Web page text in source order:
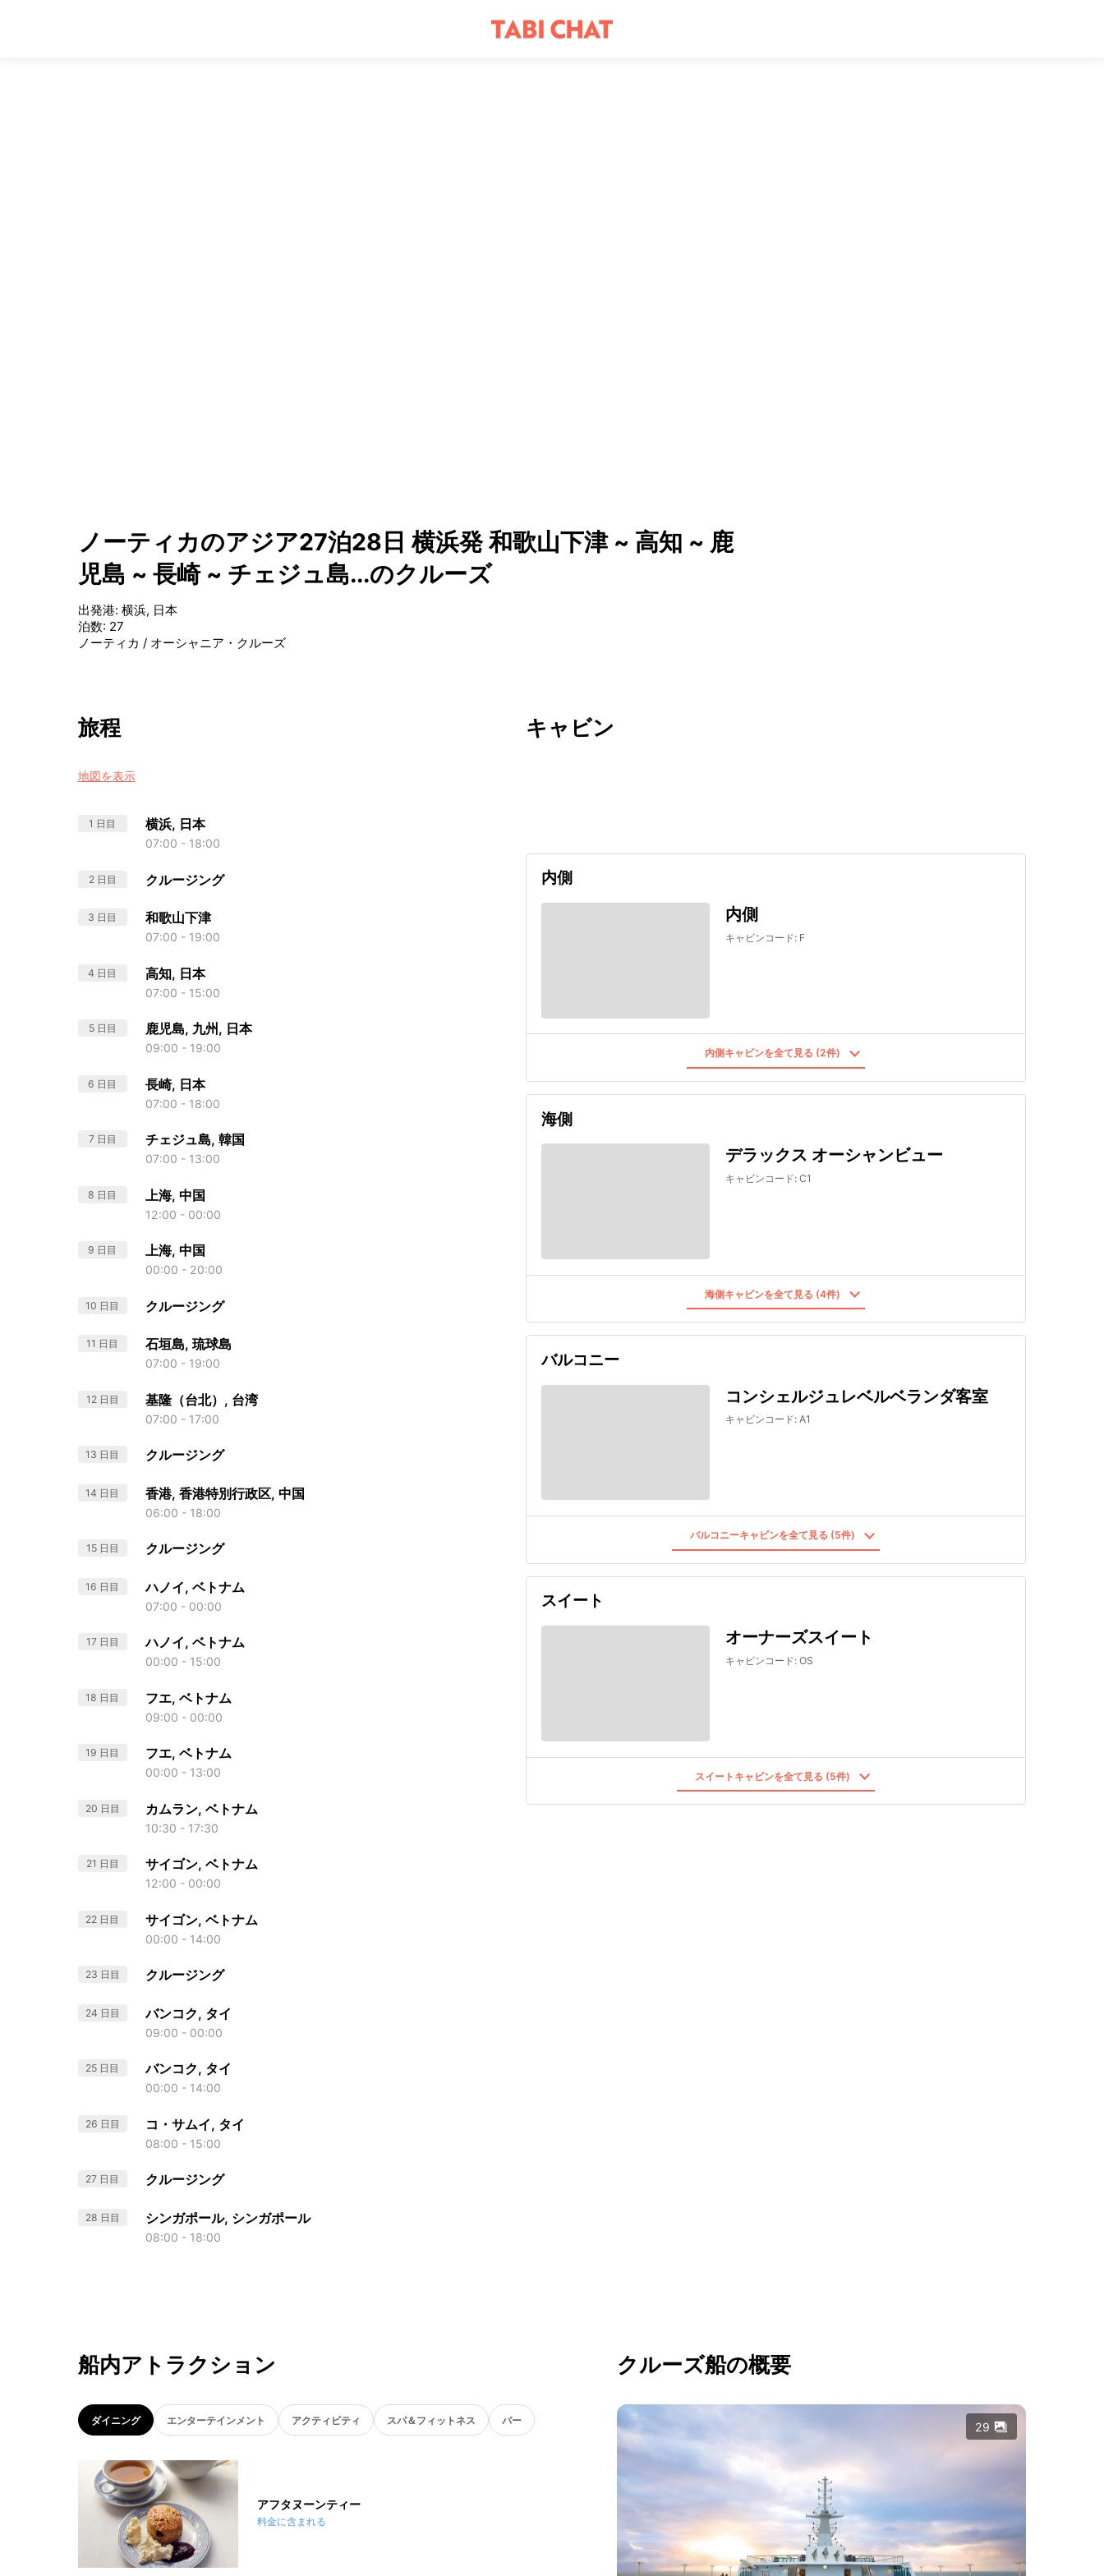
ノーティカのアジア27泊28日 横浜発 和歌山下津 ~ 高知 ~ 鹿
児島 ~ 長崎 ~ チェジュ島...のクルーズ
出発港: 横浜, 日本
泊数: 27
ノーティカ / オーシャニア・クルーズ
旅程
地図を表示
1 日目 横浜, 日本
07:00 - 18:00
2 日目 クルージング
3 日目 和歌山下津
07:00 - 19:00
4 日目 高知, 日本
07:00 - 15:00
5 日目 鹿児島, 九州, 日本
09:00 - 19:00
6 日目 長崎, 日本
07:00 - 18:00
7 日目 チェジュ島, 韓国
07:00 - 13:00
8 日目 上海, 中国
12:00 - 00:00
9 日目 上海, 中国
00:00 - 20:00
10 日目 クルージング
11 日目 石垣島, 琉球島
07:00 - 19:00
12 日目 基隆（台北）, 台湾
07:00 - 17:00
13 日目 クルージング
14 日目 香港, 香港特別行政区, 中国
06:00 - 18:00
15 日目 クルージング
16 日目 ハノイ, ベトナム
07:00 - 00:00
17 日目 ハノイ, ベトナム
00:00 - 15:00
18 日目 フエ, ベトナム
09:00 - 00:00
19 日目 フエ, ベトナム
00:00 - 13:00
20 日目 カムラン, ベトナム
10:30 - 17:30
21 日目 サイゴン, ベトナム
12:00 - 00:00
22 日目 サイゴン, ベトナム
00:00 - 14:00
23 日目 クルージング
24 日目 バンコク, タイ
09:00 - 00:00
25 日目 バンコク, タイ
00:00 - 14:00
26 日目 コ・サムイ, タイ
08:00 - 15:00
27 日目 クルージング
28 日目 シンガポール, シンガポール
08:00 - 18:00
キャビン
内側
内側
キャビンコード: F
内側キャビンを全て見る (2件)
海側
デラックス オーシャンビュー
キャビンコード: C1
海側キャビンを全て見る (4件)
バルコニー
コンシェルジュレベルベランダ客室
キャビンコード: A1
バルコニーキャビンを全て見る (5件)
スイート
オーナーズスイート
キャビンコード: OS
スイートキャビンを全て見る (5件)
船内アトラクション
ダイニング エンターテインメント アクティビティ スパ＆フィットネス バー
アフタヌーンティー
料金に含まれる
クルーズ船の概要
29